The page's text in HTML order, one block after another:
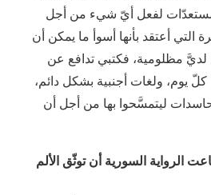
لفعل أيّ شيء من أجل
التي أعتقد بأنها أسوأ ما يمكن أن
مظلومية، فكتبي تدافع عن
يوم، ولغات أجنبية بشكل دائم،
ليتمسَّحوا بها من أجل أن
الرواية السورية أن توثّق الألم